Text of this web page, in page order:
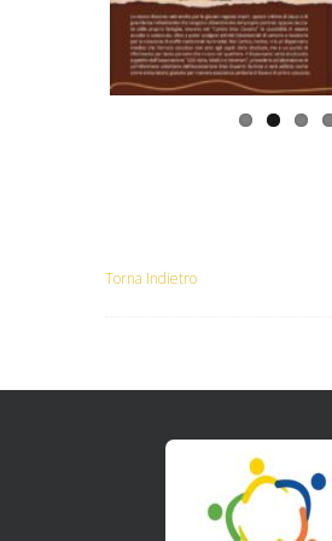
Torna Indietro